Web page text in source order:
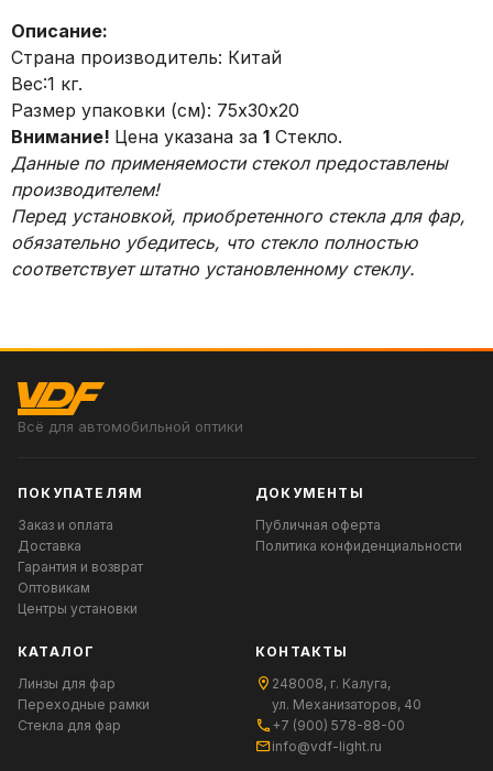
Описание:
Страна производитель: Китай
Вес:1 кг.
Размер упаковки (см): 75х30х20
Внимание! Цена указана за 1 Стекло.
Данные по применяемости стекол предоставлены
производителем!
Перед установкой, приобретенного стекла для фар,
обязательно убедитесь, что стекло полностью
соответствует штатно установленному стеклу.
Всё для автомобильной оптики
ПОКУПАТЕЛЯМ
Заказ и оплата
Доставка
Гарантия и возврат
Оптовикам
Центры установки
ДОКУМЕНТЫ
Публичная оферта
Политика конфиденциальности
КАТАЛОГ
Линзы для фар
Переходные рамки
Стекла для фар
КОНТАКТЫ
248008, г. Калуга,
ул. Механизаторов, 40
+7 (900) 578-88-00
info@vdf-light.ru